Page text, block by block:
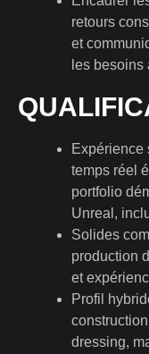
retours
et
les besoins
Expérience
temps réel
portfolio
Unreal,
Solides
production
et
Profil
dressing,